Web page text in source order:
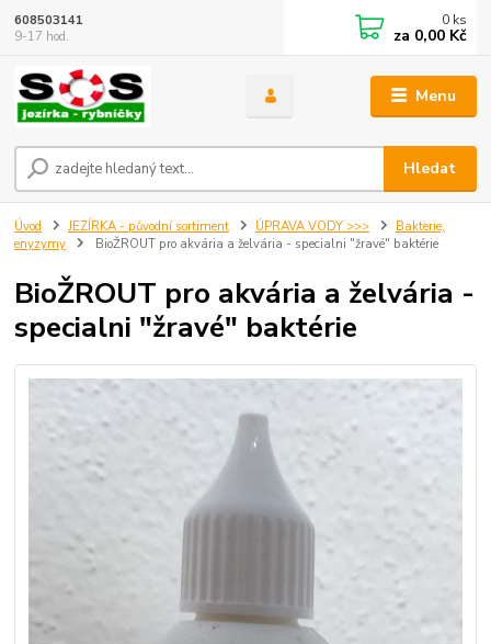
Menu
Hledat
608503141
9-17 hod.
0 ks
za 0,00 Kč
Úvod JEZÍRKA - původní sortiment ÚPRAVA VODY >>>
Bakterie,
enyzymy
BioŽROUT pro akvária a želvária - specialni "žravé" baktérie
BioŽROUT pro akvária a želvária -
specialni "žravé" baktérie